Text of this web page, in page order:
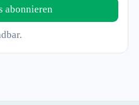
abonnieren